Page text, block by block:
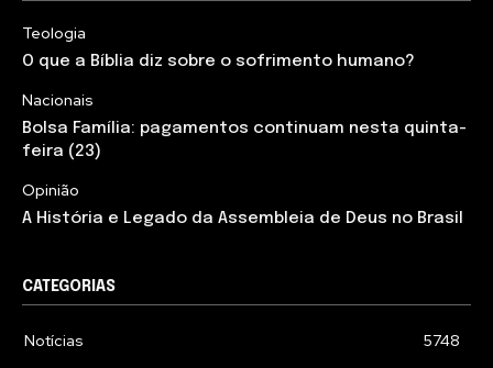
Teologia
O que a Bíblia diz sobre o sofrimento humano?
Nacionais
Bolsa Família: pagamentos continuam nesta quinta-
feira (23)
Opinião
A História e Legado da Assembleia de Deus no Brasil
CATEGORIAS
Notícias
5748